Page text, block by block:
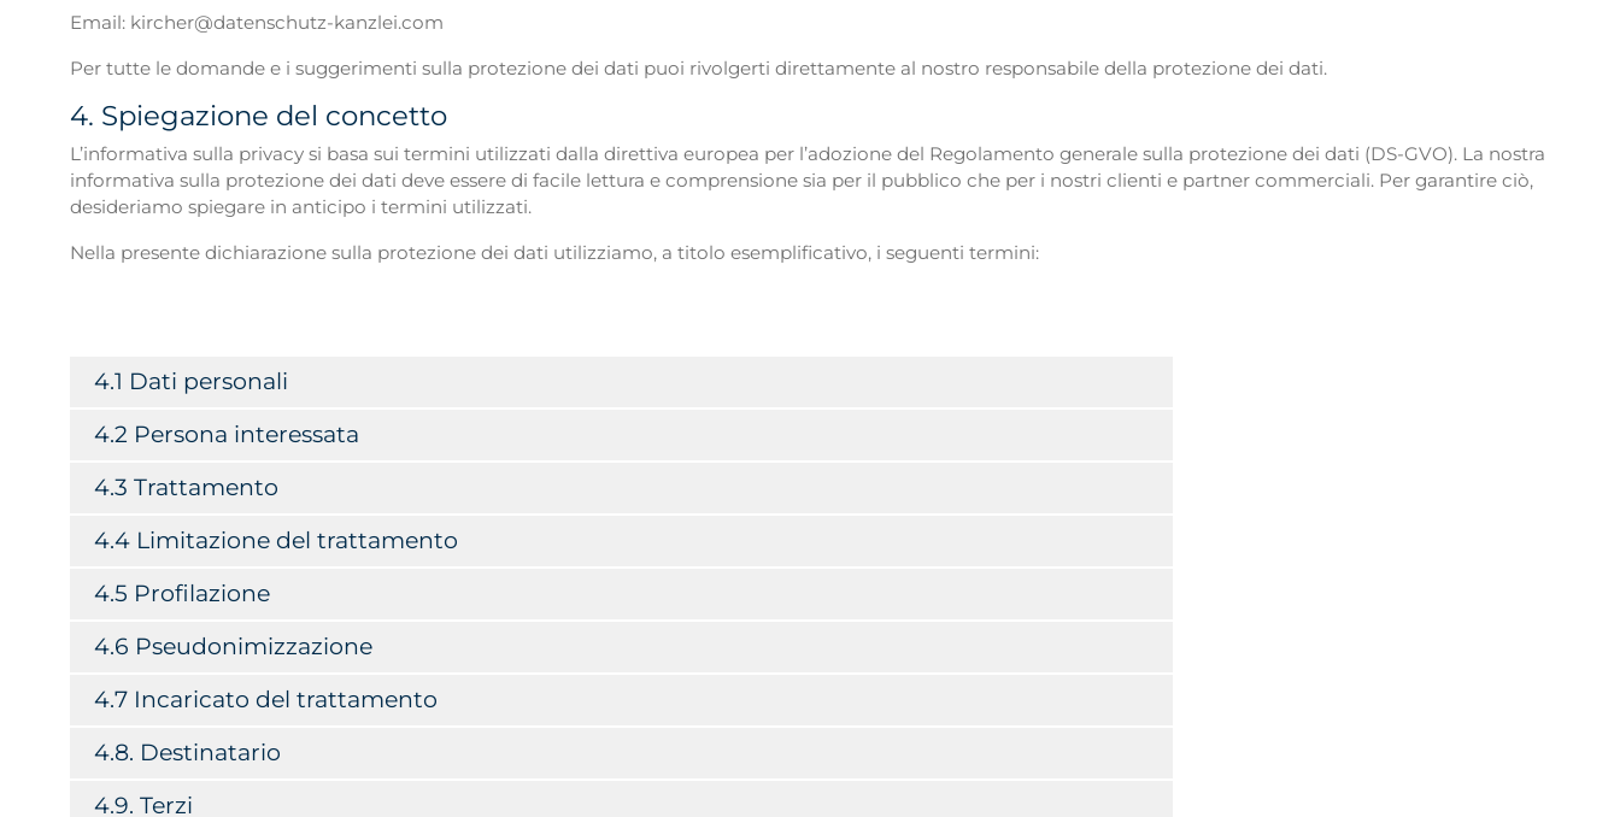
Email: kircher@datenschutz-kanzlei.com
Per tutte le domande e i suggerimenti sulla protezione dei dati puoi rivolgerti direttamente al nostro responsabile della protezione dei dati.
4. Spiegazione del concetto
L’informativa sulla privacy si basa sui termini utilizzati dalla direttiva europea per l’adozione del Regolamento generale sulla protezione dei dati (DS-GVO). La nostra
informativa sulla protezione dei dati deve essere di facile lettura e comprensione sia per il pubblico che per i nostri clienti e partner commerciali. Per garantire ciò,
desideriamo spiegare in anticipo i termini utilizzati.
Nella presente dichiarazione sulla protezione dei dati utilizziamo, a titolo esemplificativo, i seguenti termini:
4.1 Dati personali
4.2 Persona interessata
4.3 Trattamento
4.4 Limitazione del trattamento
4.5 Profilazione
4.6 Pseudonimizzazione
4.7 Incaricato del trattamento
4.8. Destinatario
4.9. Terzi